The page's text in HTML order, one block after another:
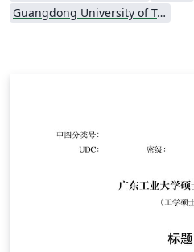
Guangdong University of Technology